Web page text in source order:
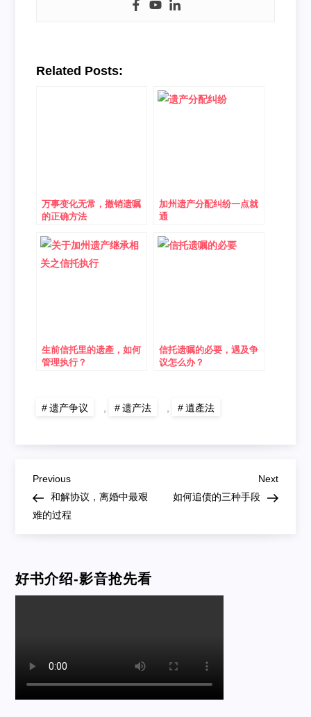
Related Posts:
万事变化无常，撤销遗嘱
的正确方法
加州遗产分配纠纷一点就
通
生前信托里的遗產，如何
管理执行？
信托遗嘱的必要，遇及争
议怎么办？
遗产争议 , 遗产法 , 遺產法
Post
navigation
Previous
Post
Previous
和解协议，离婚中最艰
难的过程
Next
Post
Next
如何追债的三种手段
好书介绍-影音抢先看